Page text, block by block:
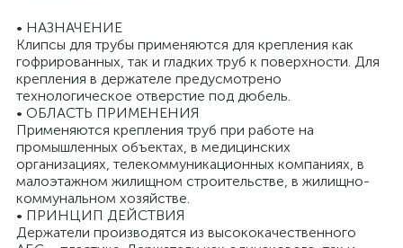
• НАЗНАЧЕНИЕ
Клипсы для трубы применяются для крепления как
гофрированных, так и гладких труб к поверхности. Для
крепления в держателе предусмотрено
технологическое отверстие под дюбель.
• ОБЛАСТЬ ПРИМЕНЕНИЯ
Применяются крепления труб при работе на
промышленных объектах, в медицинских
организациях, телекоммуникационных компаниях, в
малоэтажном жилищном строительстве, в жилищно-
коммунальном хозяйстве.
• ПРИНЦИП ДЕЙСТВИЯ
Держатели производятся из высококачественного